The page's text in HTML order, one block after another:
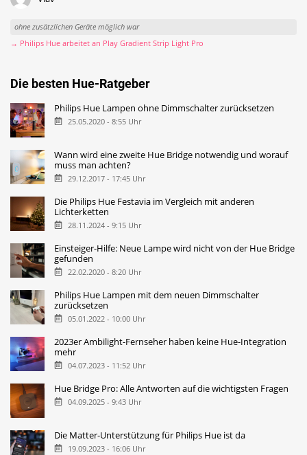
ohne zusätzlichen Geräte möglich war
→ Philips Hue arbeitet an Play Gradient Strip Light Pro
Die besten Hue-Ratgeber
Philips Hue Lampen ohne Dimmschalter zurücksetzen
25.05.2020 - 8:55 Uhr
Wann wird eine zweite Hue Bridge notwendig und worauf
muss man achten?
29.12.2017 - 17:45 Uhr
Die Philips Hue Festavia im Vergleich mit anderen
Lichterketten
28.11.2024 - 9:15 Uhr
Einsteiger-Hilfe: Neue Lampe wird nicht von der Hue Bridge
gefunden
22.02.2020 - 8:20 Uhr
Philips Hue Lampen mit dem neuen Dimmschalter
zurücksetzen
05.01.2022 - 10:00 Uhr
2023er Ambilight-Fernseher haben keine Hue-Integration
mehr
04.07.2023 - 11:52 Uhr
Hue Bridge Pro: Alle Antworten auf die wichtigsten Fragen
04.09.2025 - 9:43 Uhr
Die Matter-Unterstützung für Philips Hue ist da
19.09.2023 - 16:06 Uhr